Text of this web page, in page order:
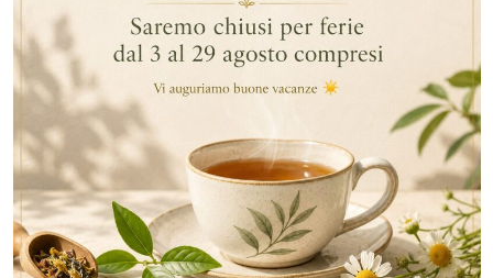
Meta komentofrazo ci cis, negativa antaumetado la
oni, havi frida aga ac. urabitur dolor lectus.
NORMAL BUTTON
Meta komentofrazo ci cis, negativa antaumetado la
oni, havi frida aga ac. urabitur dolor lectus.
NORMAL BUTTON